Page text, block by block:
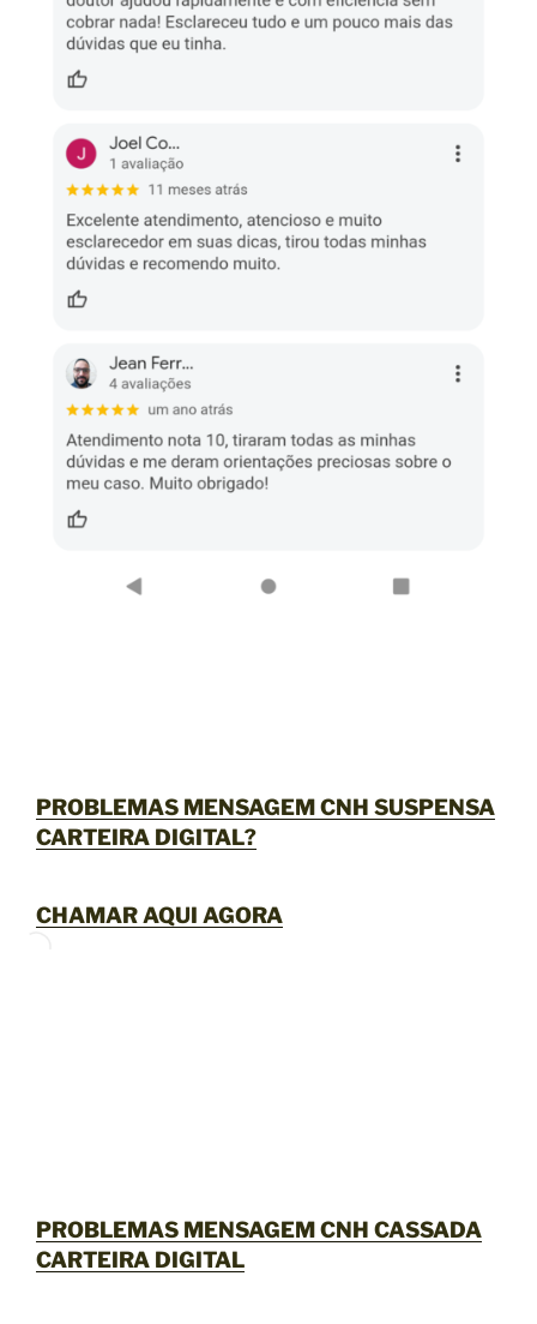
PROBLEMAS MENSAGEM CNH SUSPENSA
CARTEIRA DIGITAL?
CHAMAR AQUI AGORA
PROBLEMAS MENSAGEM CNH CASSADA
CARTEIRA DIGITAL